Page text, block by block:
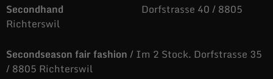
Secondhand Dorfstrasse 40 / 8805
Richterswil
Secondseason fair fashion/ Im 2 Stock. Dorfstrasse 35
/ 8805 Richterswil